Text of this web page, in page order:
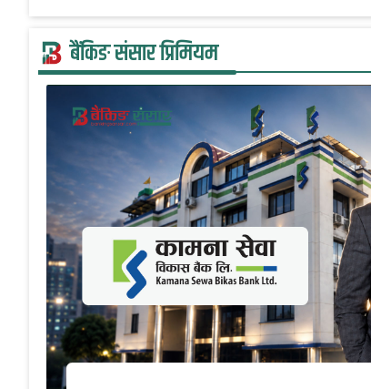
बैंकिङ संसार प्रिमियम